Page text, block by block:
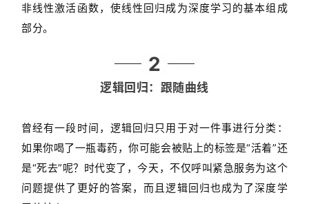
非线性激活函数，使线性回归成为深度学习的基本组成
部分。
2
逻辑回归：跟随曲线
曾经有一段时间，逻辑回归只用于对一件事进行分类：
如果你喝了一瓶毒药，你可能会被贴上的标签是“活着”还
是“死去”呢？时代变了，今天，不仅呼叫紧急服务为这个
问题提供了更好的答案，而且逻辑回归也成为了深度学